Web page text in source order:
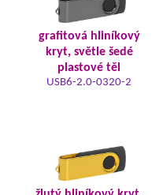
grafitová hliníkový
kryt, světle šedé
plastové těl
USB6-2.0-0320-2